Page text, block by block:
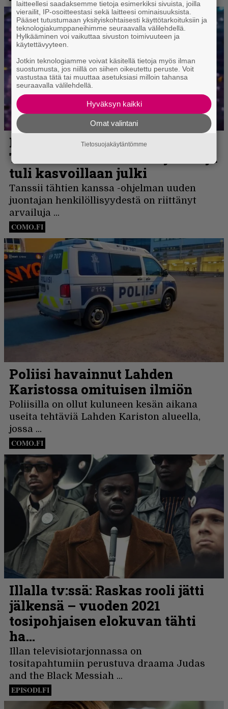
laitteellesi saadaksemme tietoja esimerkiksi sivuista, joilla
vierailit, IP-osoitteestasi sekä laitteesi ominaisuuksista.
Pääset tutustumaan yksityiskohtaisesti käyttötarkoituksiin ja
teknologiakumppaneihimme seuraavalla välilehdellä.
Hylkääminen voi vaikuttaa sivuston toimivuuteen ja
käytettävyyteen.
Jotkin teknologiamme voivat käsitellä tietoja myös ilman
suostumusta, jos niillä on siihen oikeutettu peruste. Voit
vastustaa tätä tai muuttaa asetuksiasi milloin tahansa
seuraavalla välilehdellä.
Hyväksyn kaikki
Omat valintani
Tietosuojakäytäntömme